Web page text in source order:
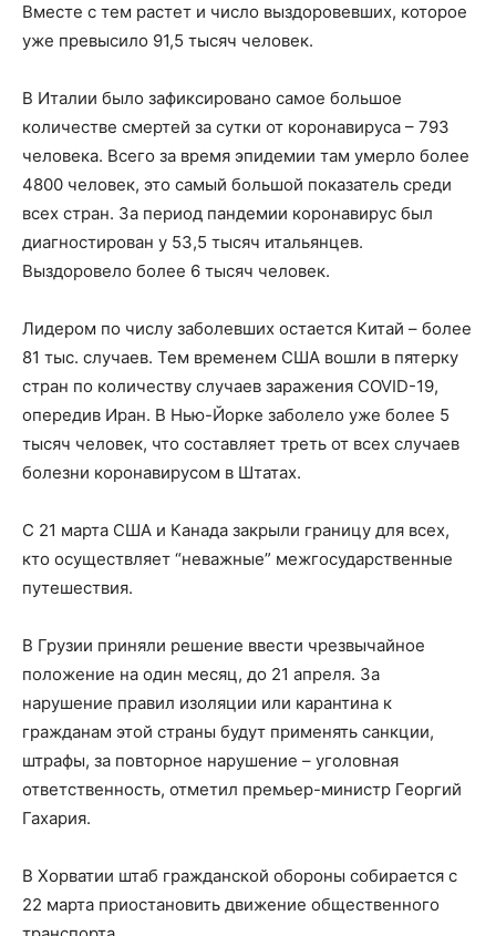
Вместе с тем растет и число выздоровевших, которое
уже превысило 91,5 тысяч человек.
В Италии было зафиксировано самое большое
количестве смертей за сутки от коронавируса – 793
человека. Всего за время эпидемии там умерло более
4800 человек, это самый большой показатель среди
всех стран. За период пандемии коронавирус был
диагностирован у 53,5 тысяч итальянцев.
Выздоровело более 6 тысяч человек.
Лидером по числу заболевших остается Китай – более
81 тыс. случаев. Тем временем США вошли в пятерку
стран по количеству случаев заражения COVID-19,
опередив Иран. В Нью-Йорке заболело уже более 5
тысяч человек, что составляет треть от всех случаев
болезни коронавирусом в Штатах.
С 21 марта США и Канада закрыли границу для всех,
кто осуществляет “неважные” межгосударственные
путешествия.
В Грузии приняли решение ввести чрезвычайное
положение на один месяц, до 21 апреля. За
нарушение правил изоляции или карантина к
гражданам этой страны будут применять санкции,
штрафы, за повторное нарушение – уголовная
ответственность, отметил премьер-министр Георгий
Гахария.
В Хорватии штаб гражданской обороны собирается с
22 марта приостановить движение общественного